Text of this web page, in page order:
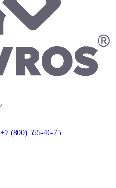
+7 (800) 555-46-75